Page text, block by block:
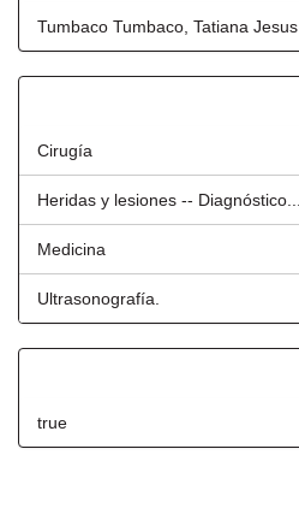
Tumbaco Tumbaco, Tatiana Jesus
Cirugía
Heridas y lesiones -- Diagnóstico...
Medicina
Ultrasonografía.
true